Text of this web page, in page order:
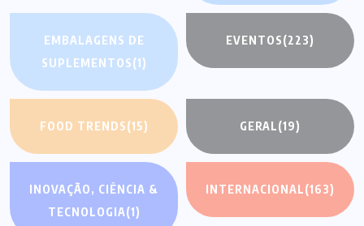
EMBALAGENS DE
SUPLEMENTOS(1)
EVENTOS(223)
FOOD TRENDS(15) GERAL(19)
INOVAÇÃO, CIÊNCIA &
TECNOLOGIA(1)
INTERNACIONAL(163)